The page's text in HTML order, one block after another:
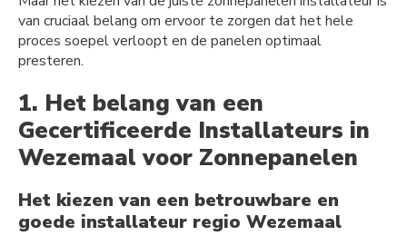
van cruciaal belang om ervoor te zorgen dat het hele
proces soepel verloopt en de panelen optimaal
presteren.
1. Het belang van een
Gecertificeerde Installateurs in
Wezemaal voor Zonnepanelen
Het kiezen van een betrouwbare en
goede installateur regio Wezemaal